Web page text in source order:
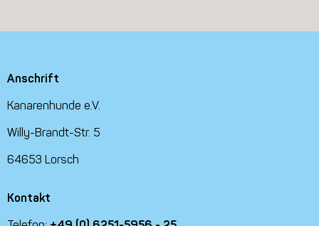
Anschrift
Kanarenhunde e.V.
Willy-Brandt-Str. 5
64653 Lorsch
Kontakt